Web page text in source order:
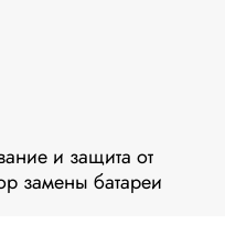
и защита от
замены батареи